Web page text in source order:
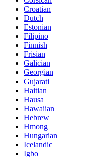
Croatian
Dutch
Estonian
Filipino
Finnish
Frisian
Galician
Georgian
Gujarati
Haitian
Hausa
Hawaiian
Hebrew
Hmong
Hungarian
Icelandic
Igbo